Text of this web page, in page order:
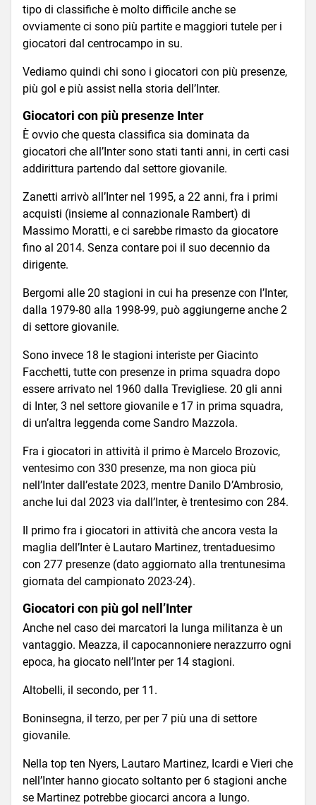
tipo di classifiche è molto difficile anche se
ovviamente ci sono più partite e maggiori tutele per i
giocatori dal centrocampo in su.
Vediamo quindi chi sono i giocatori con più presenze,
più gol e più assist nella storia dell’Inter.
Giocatori con più presenze Inter
È ovvio che questa classifica sia dominata da
giocatori che all’Inter sono stati tanti anni, in certi casi
addirittura partendo dal settore giovanile.
Zanetti arrivò all’Inter nel 1995, a 22 anni, fra i primi
acquisti (insieme al connazionale Rambert) di
Massimo Moratti, e ci sarebbe rimasto da giocatore
fino al 2014. Senza contare poi il suo decennio da
dirigente.
Bergomi alle 20 stagioni in cui ha presenze con l’Inter,
dalla 1979-80 alla 1998-99, può aggiungerne anche 2
di settore giovanile.
Sono invece 18 le stagioni interiste per Giacinto
Facchetti, tutte con presenze in prima squadra dopo
essere arrivato nel 1960 dalla Trevigliese. 20 gli anni
di Inter, 3 nel settore giovanile e 17 in prima squadra,
di un’altra leggenda come Sandro Mazzola.
Fra i giocatori in attività il primo è Marcelo Brozovic,
ventesimo con 330 presenze, ma non gioca più
nell’Inter dall’estate 2023, mentre Danilo D’Ambrosio,
anche lui dal 2023 via dall’Inter, è trentesimo con 284.
Il primo fra i giocatori in attività che ancora vesta la
maglia dell’Inter è Lautaro Martinez, trentaduesimo
con 277 presenze (dato aggiornato alla trentunesima
giornata del campionato 2023-24).
Giocatori con più gol nell’Inter
Anche nel caso dei marcatori la lunga militanza è un
vantaggio. Meazza, il capocannoniere nerazzurro ogni
epoca, ha giocato nell’Inter per 14 stagioni.
Altobelli, il secondo, per 11.
Boninsegna, il terzo, per per 7 più una di settore
giovanile.
Nella top ten Nyers, Lautaro Martinez, Icardi e Vieri che
nell’Inter hanno giocato soltanto per 6 stagioni anche
se Martinez potrebbe giocarci ancora a lungo.